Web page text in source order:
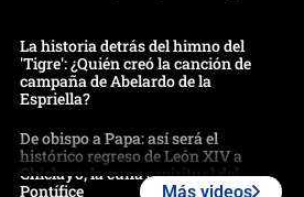
La historia detrás del himno del
'Tigre': ¿Quién creó la canción de
campaña de Abelardo de la
Espriella?
De obispo a Papa: así será el
histórico regreso de León XIV a
Chiclayo, la cuna espiritual del
Pontífice
Más videos